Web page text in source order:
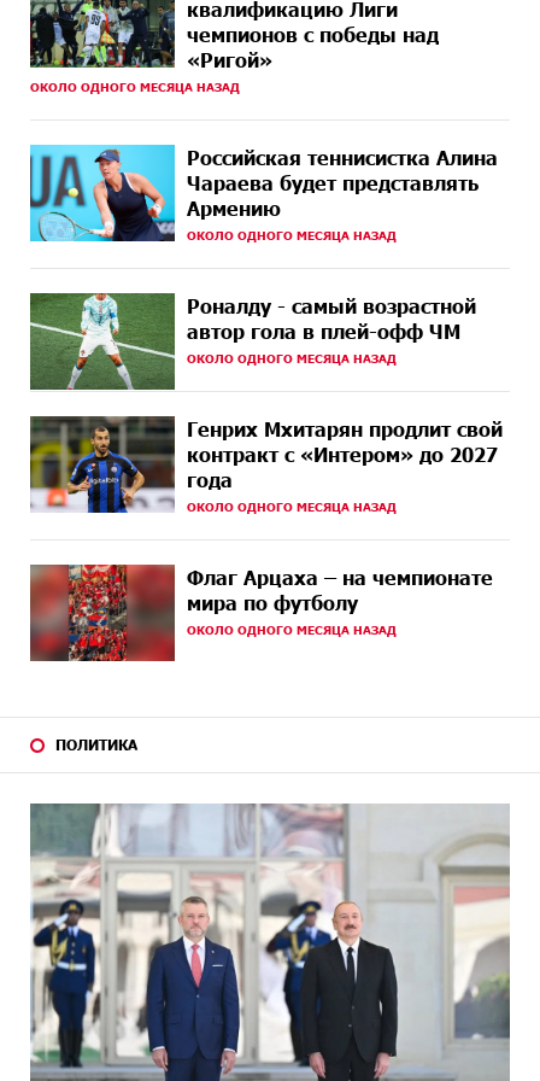
9 ДНЕЙ
НАЗАД
Состоялось открытие Khachaturian Rooftop при
поддержке IDBank
Пашинян ты упустил свой шанс уйти спокойно.
Аршак Карапетян
10 ДНЕЙ
НАЗАД
Обновленный Центр продаж и обслуживания Ucom
открылся по адресу ул. Шаумяна, 24/2 в Арарате
НАЗАД
независимого Азербайджана. Аршак Карапетян
13 ДНЕЙ
НАЗАД
Бывший премьер-министр Словакии обратился к
президенту страны с просьбой содействовать
освобождению армянских заключенных,
осужденных в Азербайджане
15 ДНЕЙ
НАЗАД
Против кого вооружается Азербайджан? Аршак
Карапетян
15 ДНЕЙ При поддержке Ucom в спортивной школе Вайка
установлена солнечная электростанция мощностью
16 ДНЕЙ
НАЗАД
Новые финансовые навыки на «Давидбекских
играх»: Idram&IDBank
Ереванян, 3/47
21 ДНЕЙ
НАЗАД
До 25% idcoin-ов при покупке авиабилетов Flyone:
Idram&IDBank
21 ДНЕЙ
НАЗАД
Ucom и Microsoft Innovation Center помогают
школьникам развивать навыки кибербезопасности
22 ДНЕЙ
НАЗАД
При поддержке Ucom в Шенаване установлена
солнечная станция мощностью 10 кВт
квалификацию Лиги
чемпионов с победы над
«Ригой»
ОКОЛО ОДНОГО МЕСЯЦА НАЗАД
Российская теннисистка Алина
Чараева будет представлять
Армению
ОКОЛО ОДНОГО МЕСЯЦА НАЗАД
Роналду - самый возрастной
автор гола в плей-офф ЧМ
ОКОЛО ОДНОГО МЕСЯЦА НАЗАД
Генрих Мхитарян продлит свой
контракт с «Интером» до 2027
года
ОКОЛО ОДНОГО МЕСЯЦА НАЗАД
Флаг Арцаха – на чемпионате
мира по футболу
ОКОЛО ОДНОГО МЕСЯЦА НАЗАД
ПОЛИТИКА